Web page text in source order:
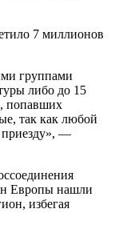
7 миллионов
группами
либо до 15
попавших
так как любой
приезду», —
Европы нашли
избегая